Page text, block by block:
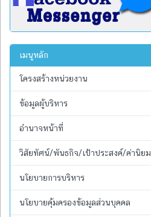
เมนูหลัก
โครงสร้างหน่วยงาน
ข้อมูลผู้บริหาร
อำนาจหน้าที่
วิสัยทัศน์/พันธกิจ/เป้าประสงค์/ค่านิยม
นโยบายการบริหาร
นโยบายคุ้มครองข้อมูลส่วนบุคคล